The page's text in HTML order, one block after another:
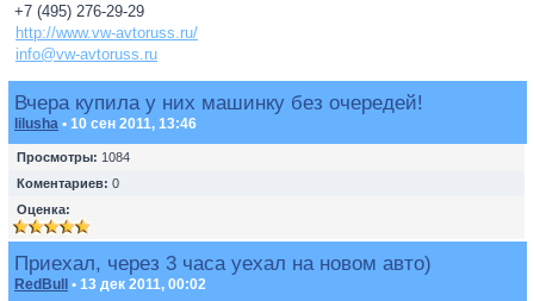
+7 (495) 276-29-29
http://www.vw-avtoruss.ru/
info@vw-avtoruss.ru
Вчера купила у них машинку без очередей!
lilusha • 10 сен 2011, 13:46
Просмотры: 1084
Коментариев: 0
Оценка:
Приехал, через 3 часа уехал на новом авто)
RedBull • 13 дек 2011, 00:02